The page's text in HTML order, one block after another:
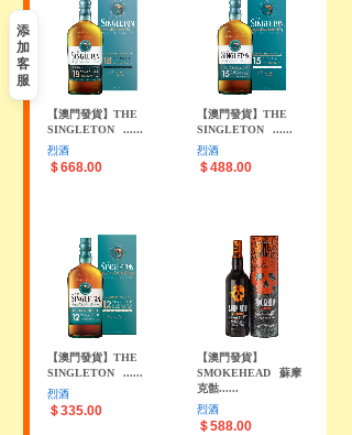
添
加
客
服
【澳門發貨】THE
SINGLETON
......
烈酒
＄668.00
【澳門發貨】THE
SINGLETON
......
烈酒
＄488.00
【澳門發貨】THE
SINGLETON
......
烈酒
＄335.00
【澳門發貨】
SMOKEHEAD
蘇摩
克骷......
烈酒
＄588.00